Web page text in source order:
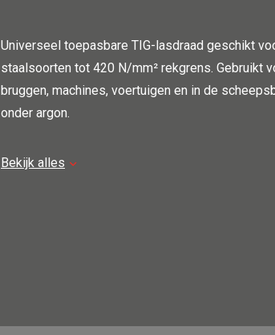
Universeel toepasbare TIG-lasdraad geschikt
staalsoorten tot 420 N/mm² rekgrens. Gebruikt
bruggen, machines, voertuigen en in de
onder argon.
Let op: prijs per kg
Bekijk alles